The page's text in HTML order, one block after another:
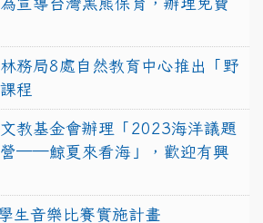
務局8處自然教育中心推出「野
程
教基金會辦理「2023海洋議題
營──鯨夏來看海」，歡迎有興
生音樂比賽實施計畫